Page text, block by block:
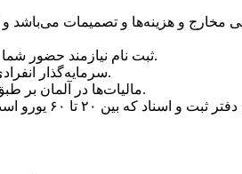
و هزینه‌ها و تصمیمات می‌باشد و
ثبت نام نیازمند حضور شما در بخش‌های تجاری محلی و تبلیغاتی منطقه می‌باشد.
سرمایه‌گذار انفرادی مسئول تمامی هزینه‌های شرکت به تنهایی می‌باشد.
مالیات‌ها در آلمان بر طبق سود حاصل شده از کار و امتیازات شرکت می‌باشد.